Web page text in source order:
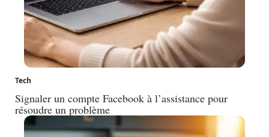
Tech
Signaler un compte Facebook à l’assistance pour
résoudre un problème